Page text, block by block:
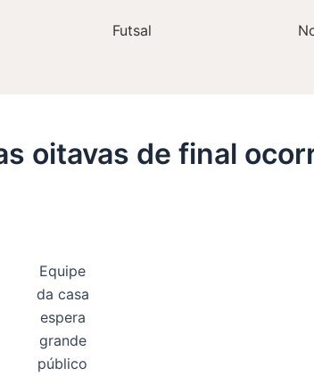
Futsal
oitavas de final
Equipe
da casa
espera
grande
público